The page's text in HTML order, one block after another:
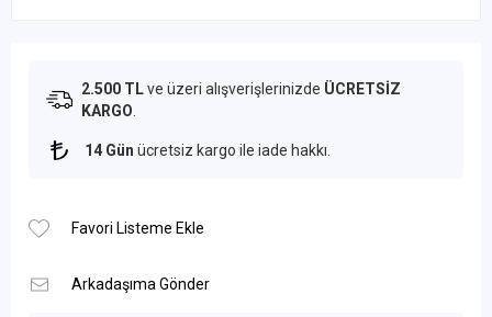
2.500 TLve üzeri alışverişlerinizde ÜCRETSİZ
KARGO
14 Gün ücretsiz kargo ile iade hakkı.